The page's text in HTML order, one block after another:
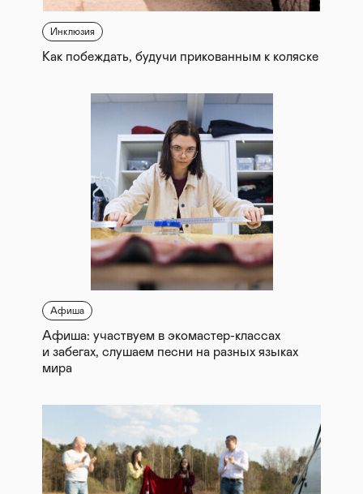
Инклюзия
Как побеждать, будучи прикованным к коляске
Афиша
Афиша: участвуем в экомастер-классах
и забегах, слушаем песни на разных языках
мира